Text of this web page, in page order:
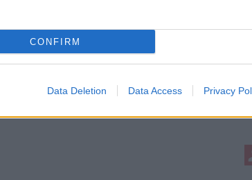
CONFIRM
Data Deletion Data Access Privacy
newsletteru